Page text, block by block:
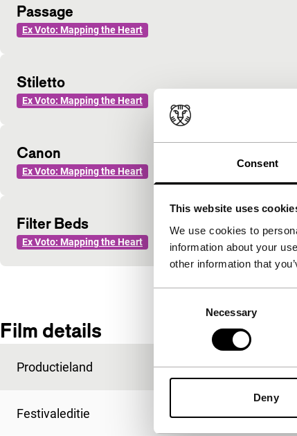
Consent
This website uses
We use cookies to
information about your
other information that
Necessary
Deny
Passage
Ex Voto: Mapping the Heart
Stiletto
Ex Voto: Mapping the Heart
Canon
Ex Voto: Mapping the Heart
Filter Beds
Ex Voto: Mapping the Heart
Film details
Productieland Verenigd
Festivaleditie IFFR 2001